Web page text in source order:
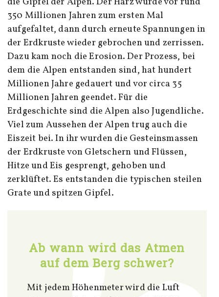
350 Millionen Jahren zum ersten Mal
aufgefaltet, dann durch erneute Spannungen in
der Erdkruste wieder gebrochen und zerrissen.
Dazu kam noch die Erosion. Der Prozess, bei
dem die Alpen entstanden sind, hat hundert
Millionen Jahre gedauert und vor circa 35
Millionen Jahren geendet. Für die
Erdgeschichte sind die Alpen also Jugendliche.
Viel zum Aussehen der Alpen trug auch die
Eiszeit bei. In ihr wurden die Gesteinsmassen
der Erdkruste von Gletschern und Flüssen,
Hitze und Eis gesprengt, gehoben und
zerklüftet. Es entstanden die typischen steilen
Grate und spitzen Gipfel.
Ab wann wird das Atmen
auf dem Berg schwer?
Mit jedem Höhenmeter wird die Luft